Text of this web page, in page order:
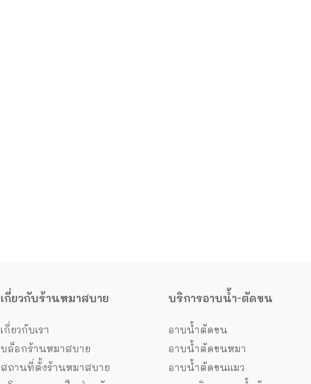
เกี่ยวกับร้านหมาสบาย
เกี่ยวกับเรา
บล็อกร้านหมาสบาย
สถานที่ตั้งร้านหมาสบาย
บริการอาบน้ำ-ตัดขน
อาบน้ำตัดขน
อาบน้ำตัดขนหมา
อาบน้ำตัดขนแมว